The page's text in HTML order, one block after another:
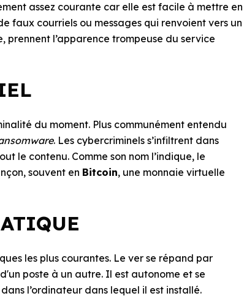
assez courante car elle est facile à mettre en
faux courriels ou messages qui renvoient vers un
prennent l’apparence trompeuse du service
du moment. Plus communément entendu
. Les cybercriminels s’infiltrent dans
le contenu. Comme son nom l’indique, le
souvent en Bitcoin, une monnaie virtuelle
les plus courantes. Le ver se répand par
poste à un autre. Il est autonome et se
l’ordinateur dans lequel il est installé.